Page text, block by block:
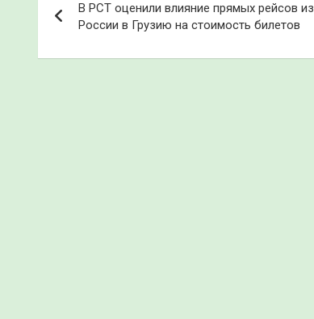
по
записям
В РСТ оценили влияние прямых рейсов из
России в Грузию на стоимость билетов